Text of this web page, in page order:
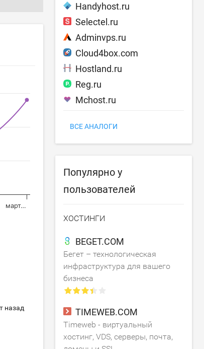
март…
назад
Handyhost.ru
Selectel.ru
Adminvps.ru
Cloud4box.com
Hostland.ru
Reg.ru
Mchost.ru
ВСЕ АНАЛОГИ
Популярно у
пользователей
ХОСТИНГИ
BEGET.COM
Бегет – технологическая
инфраструктура для вашего
бизнеса
TIMEWEB.COM
Timeweb - виртуальный
хостинг, VDS, серверы, почта,